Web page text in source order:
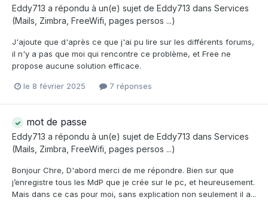
Eddy713 a répondu à un(e) sujet de Eddy713 dans Services
(Mails, Zimbra, FreeWifi, pages persos ...)
J'ajoute que d'après ce que j'ai pu lire sur les différents forums,
il n'y a pas que moi qui rencontre ce problème, et Free ne
propose aucune solution efficace.
le 8 février 2025 7 réponses
mot de passe
Eddy713 a répondu à un(e) sujet de Eddy713 dans Services
(Mails, Zimbra, FreeWifi, pages persos ...)
Bonjour Chre, D'abord merci de me répondre. Bien sur que
j’enregistre tous les MdP que je crée sur le pc, et heureusement.
Mais dans ce cas pour moi, sans explication non seulement il a...